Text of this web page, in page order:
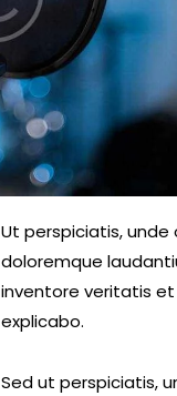
Ut perspiciatis,
doloremque
inventore veritatis
explicabo.
Sed ut perspiciatis,